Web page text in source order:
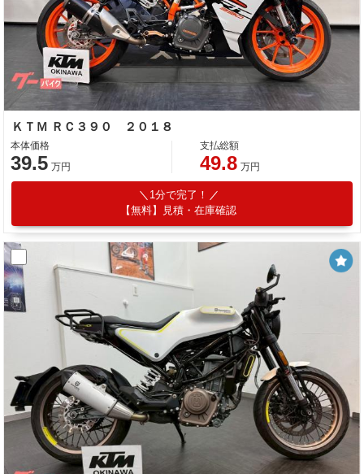
ＫＴＭ ＲＣ３９０ ２０１８
本体価格
39.5 万円
支払総額
49.8 万円
1分で完了！
【無料】見積・在庫確認